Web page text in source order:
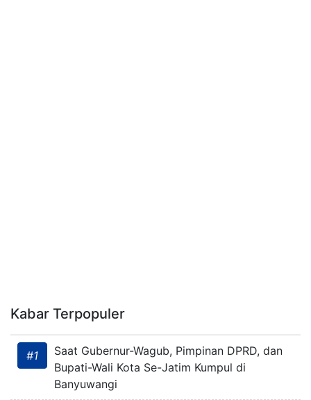
Kabar Terpopuler
#1
Saat Gubernur-Wagub, Pimpinan DPRD, dan
Bupati-Wali Kota Se-Jatim Kumpul di
Banyuwangi